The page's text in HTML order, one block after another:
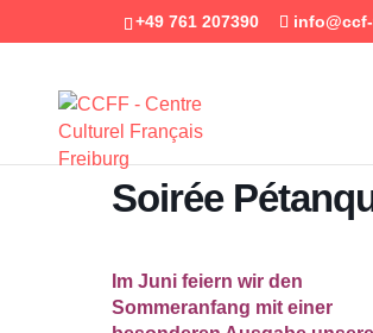
+49 761 207390
Soirée
Im Juni feiern wir den
Sommeranfang mit einer